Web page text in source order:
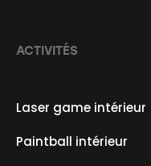
ACTIVITÉS
Laser game intérieur
Paintball intérieur